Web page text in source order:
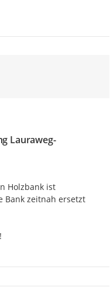
Lauraweg-
Holzbank ist
Bank zeitnah ersetzt